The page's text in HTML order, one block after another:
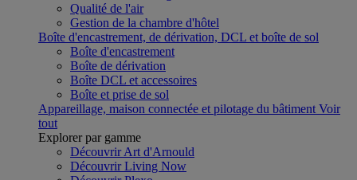
Qualité de l'air
Gestion de la chambre d'hôtel
Boîte d'encastrement, de dérivation, DCL et boîte de sol
Boîte d'encastrement
Boîte de dérivation
Boîte DCL et accessoires
Boîte et prise de sol
Appareillage, maison connectée et pilotage du bâtiment Voir
tout
Explorer par gamme
Découvrir Art d'Arnould
Découvrir Living Now